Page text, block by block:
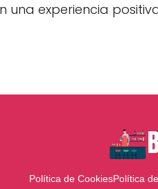
experiencia
Política de CookiesPolítica